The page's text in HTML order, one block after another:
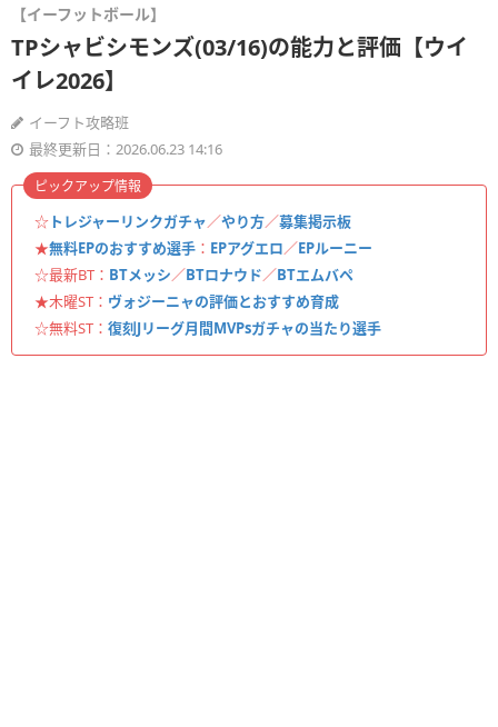
【イーフットボール】
TPシャビシモンズ(03/16)の能力と評価【ウイ
イレ2026】
イーフト攻略班
最終更新日：2026.06.23 14:16
☆ トレジャーリンクガチャ／やり方／募集掲示板
★無料EPのおすすめ選手 ： EPアグエロ／EPルーニー
☆最新BT： BTメッシ／BTロナウド／BTエムバペ
★木曜ST： ヴォジーニャの評価とおすすめ育成
☆無料ST： 復刻Jリーグ月間MVPsガチャの当たり選手
ピックアップ情報